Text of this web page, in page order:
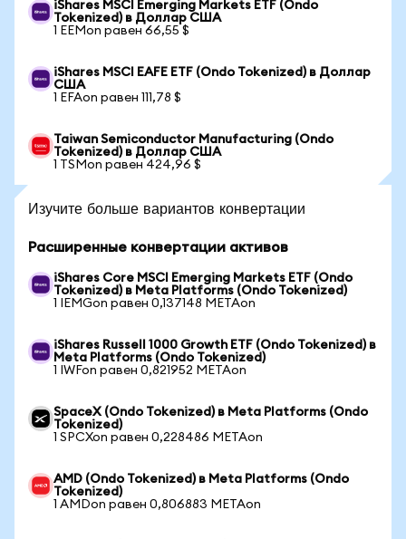
iShares MSCI Emerging Markets ETF (Ondo
Tokenized) в Доллар США
1 EEMon равен 66,55 $
iShares MSCI EAFE ETF (Ondo Tokenized) в Доллар
США
1 EFAon равен 111,78 $
Taiwan Semiconductor Manufacturing (Ondo
Tokenized) в Доллар США
1 TSMon равен 424,96 $
Изучите больше вариантов конвертации
Расширенные конвертации активов
iShares Core MSCI Emerging Markets ETF (Ondo
Tokenized) в Meta Platforms (Ondo Tokenized)
1 IEMGon равен 0,137148 METAon
iShares Russell 1000 Growth ETF (Ondo Tokenized) в
Meta Platforms (Ondo Tokenized)
1 IWFon равен 0,821952 METAon
SpaceX (Ondo Tokenized) в Meta Platforms (Ondo
Tokenized)
1 SPCXon равен 0,228486 METAon
AMD (Ondo Tokenized) в Meta Platforms (Ondo
Tokenized)
1 AMDon равен 0,806883 METAon